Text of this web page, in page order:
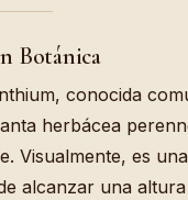
Botánica
conocida
herbácea
Visualmente, es
alcanzar una